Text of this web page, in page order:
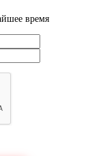
время